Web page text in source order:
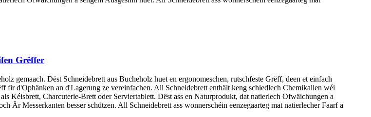
Grëffer
gemaach. Dëst Schneidebrett aus Bucheholz huet en ergonomeschen, rutschfeste Grëff, deen et einfach
fir d'Ophänken an d'Lagerung ze vereinfachen. All Schneidebrett enthält keng schiedlech Chemikalien wéi
Kéisbrett, Charcuterie-Brett oder Serviertablett. Dëst ass en Naturprodukt, dat natierlech Ofwäichungen a
Är Messerkanten besser schützen. All Schneidebrett ass wonnerschéin eenzegaarteg mat natierlecher Faarf a